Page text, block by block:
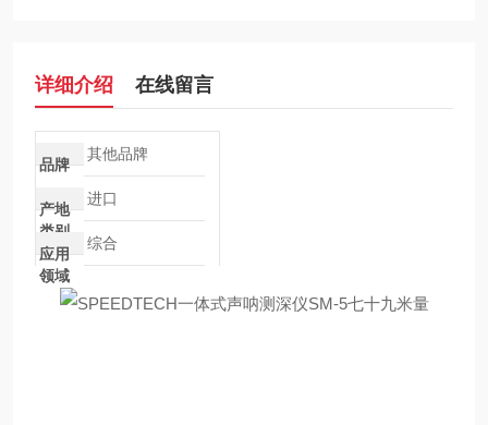
详细介绍 在线留言
品牌
其他品牌
产地
类别
进口
应用
领域
综合